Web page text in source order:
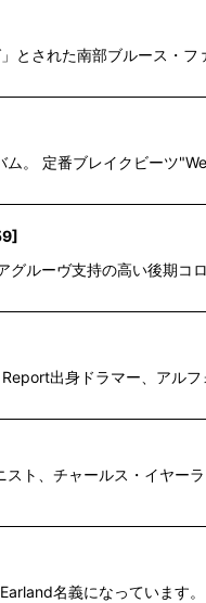
とされた南部ブルース・
。 定番ブレイクビーツ
]
グルーヴ支持の高い後期
出身ドラマー、アル
ト、チャールス・イヤー
名義になっています